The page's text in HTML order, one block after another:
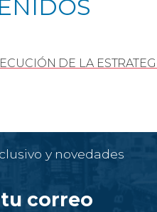
DE LA
y novedades
correo